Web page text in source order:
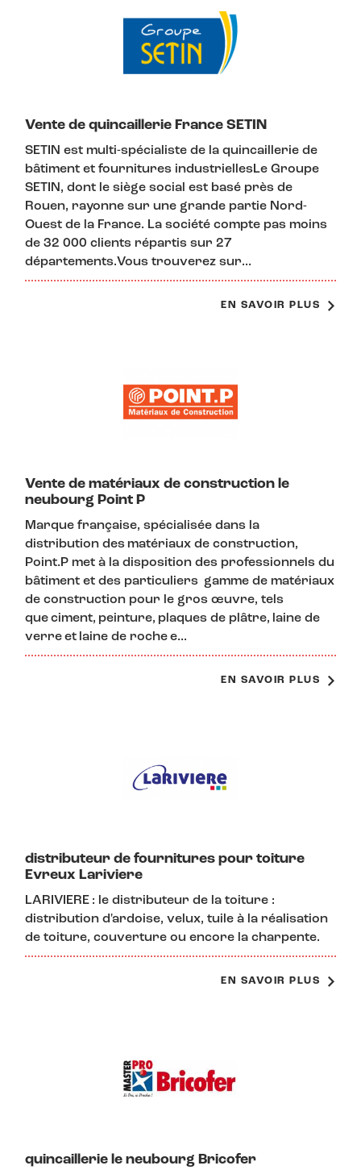
Vente de quincaillerie France SETIN
SETIN est multi-spécialiste de la quincaillerie de
bâtiment et fournitures industriellesLe Groupe
SETIN, dont le siège social est basé près de
Rouen, rayonne sur une grande partie Nord-
Ouest de la France. La société compte pas moins
de 32 000 clients répartis sur 27
départements.Vous trouverez sur...
EN SAVOIR PLUS
Vente de matériaux de construction le
neubourg Point P
Marque française, spécialisée dans la
distribution des matériaux de construction,
Point.P met à la disposition des professionnels du
bâtiment et des particuliers gamme de matériaux
de construction pour le gros œuvre, tels
que ciment, peinture, plaques de plâtre, laine de
verre et laine de roche e...
EN SAVOIR PLUS
distributeur de fournitures pour toiture
Evreux Lariviere
LARIVIERE : le distributeur de la toiture :
distribution d'ardoise, velux, tuile à la réalisation
de toiture, couverture ou encore la charpente.
EN SAVOIR PLUS
quincaillerie le neubourg Bricofer